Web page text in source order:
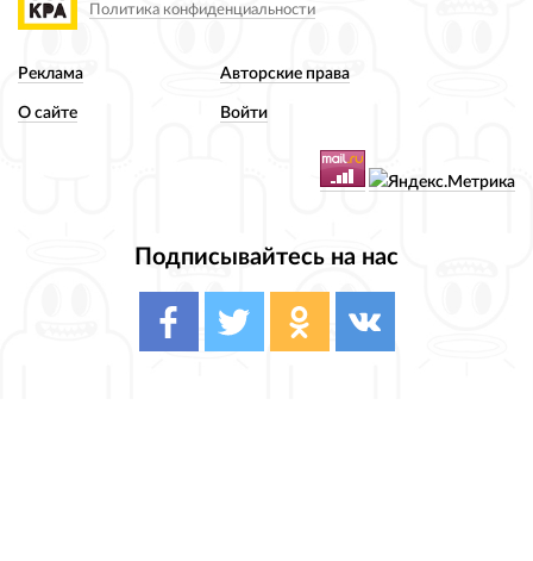
Реклама Авторские права
О сайте Войти
Подписывайтесь на нас
Политика конфиденциальности